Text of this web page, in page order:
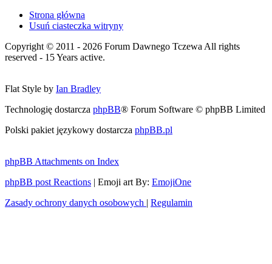
Strona główna
Usuń ciasteczka witryny
Copyright © 2011 - 2026 Forum Dawnego Tczewa All rights
reserved - 15 Years active.
Flat Style by Ian Bradley
Technologię dostarcza phpBB® Forum Software © phpBB Limited
Polski pakiet językowy dostarcza phpBB.pl
phpBB Attachments on Index
phpBB post Reactions | Emoji art By: EmojiOne
Zasady ochrony danych osobowych | Regulamin